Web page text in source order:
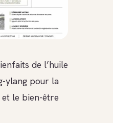
de l’huile
ylang pour la
et le bien-être